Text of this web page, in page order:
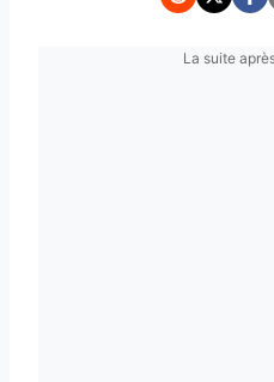
La suite